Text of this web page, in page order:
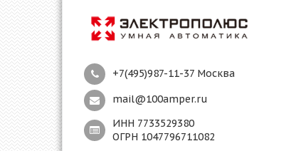
+7(495)987-11-37 Москва
mail@100amper.ru
ИНН 7733529380
ОГРН 1047796711082